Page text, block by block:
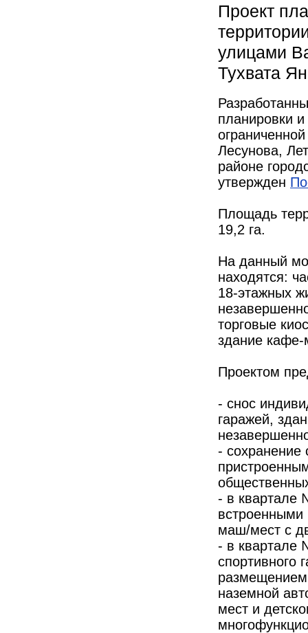
Проект
улицами
Тухвата
планировки
Лесунова,
районе
утвержден
Площадь
19,2 га.
На данный
находятся:
18-этажных
торговые
здание кафе-
Проектом
- снос
гаражей,
- сохранение
- в квартале
встроенными
маш/мест с
- в квартале
спортивного
размещением
наземной
мест и